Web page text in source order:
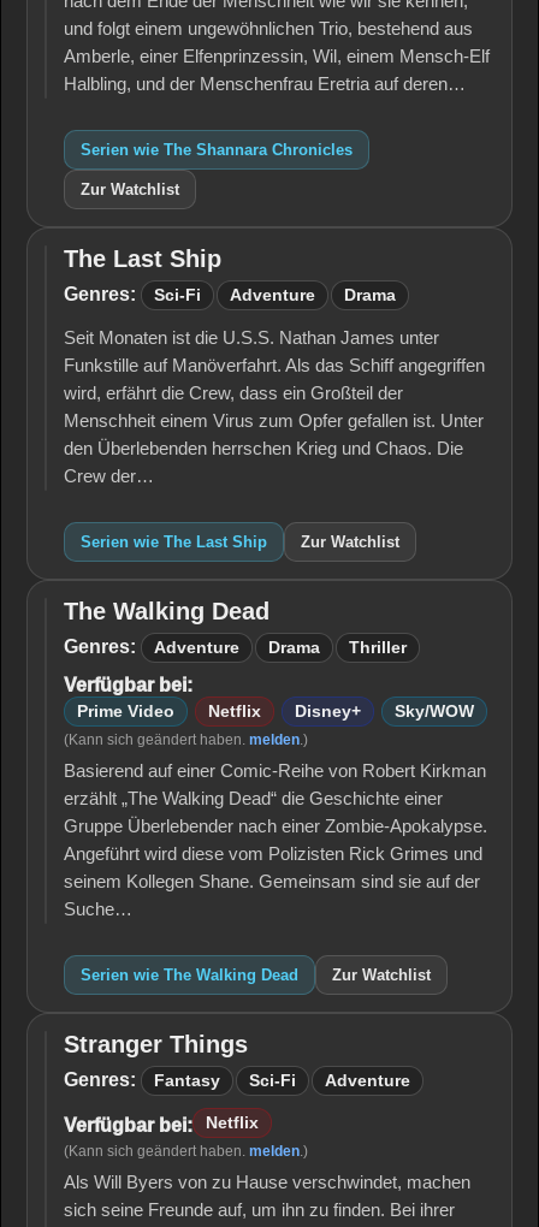
und folgt einem ungewöhnlichen Trio, bestehend aus
Amberle, einer Elfenprinzessin, Wil, einem Mensch-Elf
Halbling, und der Menschenfrau Eretria auf deren…
Serien wie The Shannara Chronicles
Zur Watchlist
The
Last
The Last Ship
Genres: Sci-Fi Adventure Drama
Seit Monaten ist die U.S.S. Nathan James unter
Funkstille auf Manöverfahrt. Als das Schiff angegriffen
wird, erfährt die Crew, dass ein Großteil der
Menschheit einem Virus zum Opfer gefallen ist. Unter
den Überlebenden herrschen Krieg und Chaos. Die
Crew der…
Serien wie The Last Ship Zur Watchlist
The
Walking
The Walking Dead
Genres: Adventure Drama Thriller
Verfügbar bei:
Prime Video Netflix Disney+ Sky/WOW
(Kann sich geändert haben. melden.)
Basierend auf einer Comic-Reihe von Robert Kirkman
erzählt „The Walking Dead“ die Geschichte einer
Gruppe Überlebender nach einer Zombie-Apokalypse.
Angeführt wird diese vom Polizisten Rick Grimes und
seinem Kollegen Shane. Gemeinsam sind sie auf der
Suche…
Serien wie The Walking Dead Zur Watchlist
Stranger
Things
Stranger Things
Genres: Fantasy Sci-Fi Adventure
Verfügbar bei: Netflix
(Kann sich geändert haben. melden.)
Als Will Byers von zu Hause verschwindet, machen
sich seine Freunde auf, um ihn zu finden. Bei ihrer